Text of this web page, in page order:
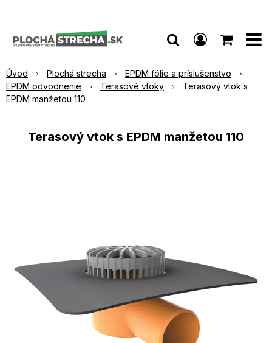
Úvod Plochá strecha
EPDM fólie a príslušenstvo
EPDM odvodnenie
Terasové vtoky
Terasový vtok s
EPDM manžetou 110
Terasový vtok s EPDM manžetou 110